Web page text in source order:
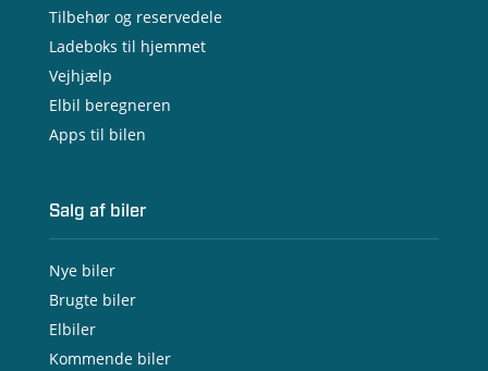
Tilbehør og reservedele
Ladeboks til hjemmet
Vejhjælp
Elbil beregneren
Apps til bilen
Salg af biler
Nye biler
Brugte biler
Elbiler
Kommende biler